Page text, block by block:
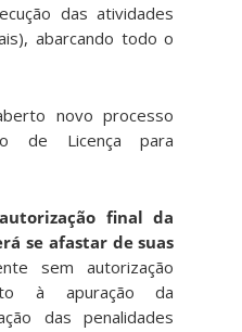
das atividades
abarcando todo o
novo processo
de Licença para
final da
se afastar de suas
sem autorização
à apuração da
das penalidades